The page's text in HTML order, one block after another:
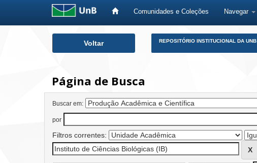
Comunidades e Coleções Navegar
Voltar REPOSITÓRIO INSTITUCIONAL DA UNB
Página de Busca
Buscar em:
por
Filtros correntes: